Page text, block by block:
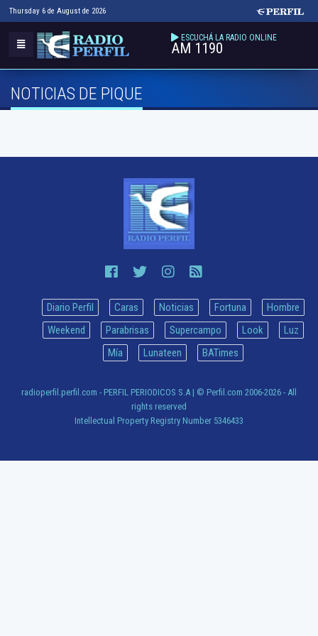
Thursday 6 de August de 2026
ESCUCHÁ LA RADIO ONLINE
AM 1190
NOTICIAS DE PIQUE
Diario Perfil Caras Noticias Fortuna
Hombre
Weekend
Parabrisas Supercampo Look
Luz
Mía
Lunateen BATimes
radioperfil.perfil.com - PERFIL PERIODICOS S.A | © Perfil.com 2006-2026 - All
rights reserved
Intellectual Property Registry Number 5346433